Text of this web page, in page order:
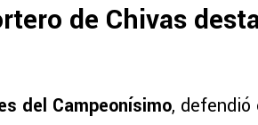
de Chivas
del Campeonísimo, defendió